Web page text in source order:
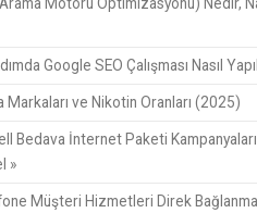
Google SEO Çalışması Nasıl
Markaları ve Nikotin Oranları (2025)
Bedava İnternet Paketi
»
Müşteri Hizmetleri Direk